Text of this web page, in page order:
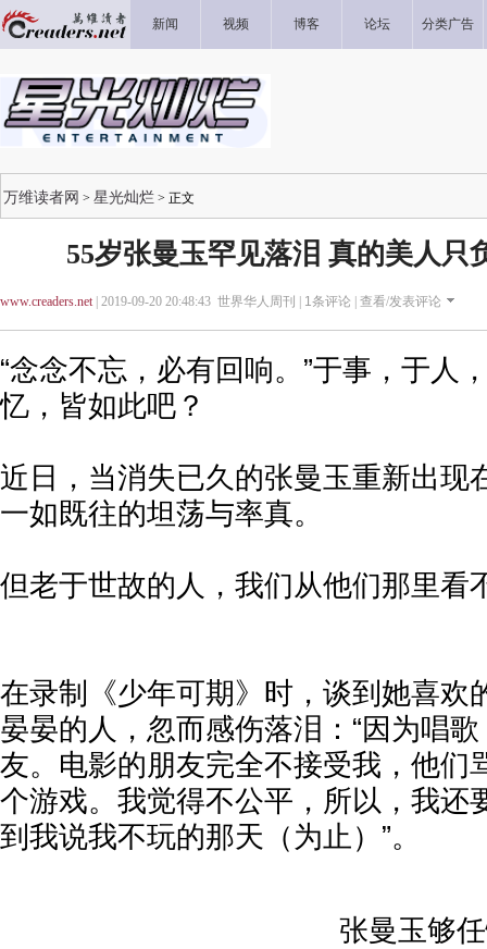
新闻 视频 博客 论坛 分类广告
万维读者网 > 星光灿烂 > 正文
55岁张曼玉罕见落泪 真的美人只
www.creaders.net| 2019-09-20 20:48:43 世界华人周刊 | 1条评论 | 查看/发表评论
“念念不忘，必有回响。”于事，于人
忆，皆如此吧？
近日，当消失已久的张曼玉重新出现
一如既往的坦荡与率真。
但老于世故的人，我们从他们那里看
在录制《少年可期》时，谈到她喜欢
晏晏的人，忽而感伤落泪：“因为唱
友。电影的朋友完全不接受我，他们
个游戏。我觉得不公平，所以，我还
到我说我不玩的那天（为止）”。
张曼玉够